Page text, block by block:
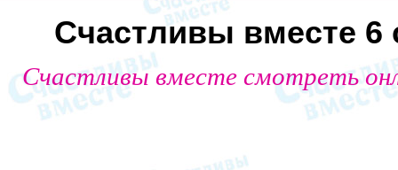
Счастливы вместе 6
Счастливы вместе смотреть